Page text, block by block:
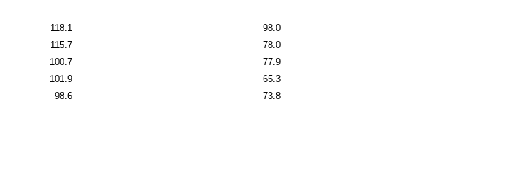
118.1
98.0
115.7
78.0
100.7
77.9
101.9
65.3
98.6 73.8